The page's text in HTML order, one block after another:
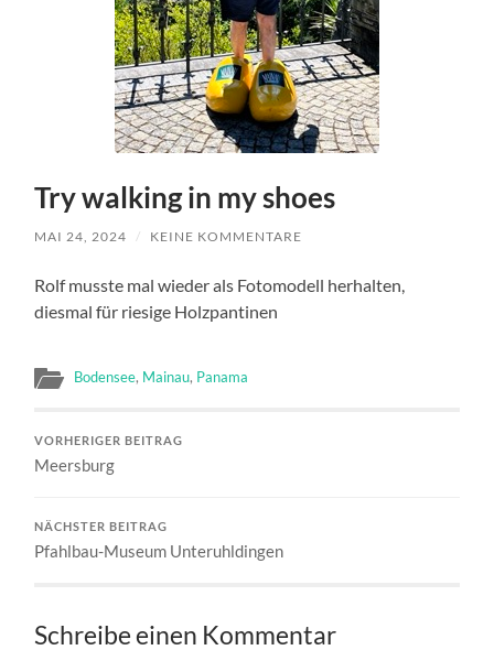
Try walking in my shoes
MAI 24, 2024 / KEINE KOMMENTARE
Rolf musste mal wieder als Fotomodell herhalten,
diesmal für riesige Holzpantinen
Bodensee, Mainau, Panama
VORHERIGER BEITRAG
Meersburg
NÄCHSTER BEITRAG
Pfahlbau-Museum Unteruhldingen
Schreibe einen Kommentar